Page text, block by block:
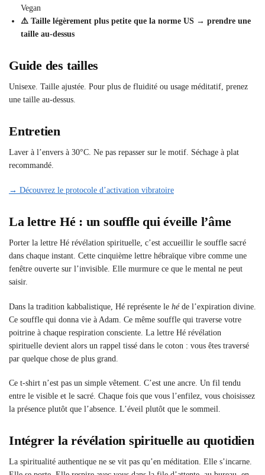
Vegan
⚠️ Taille légèrement plus petite que la norme US → prendre une
taille au-dessus
Guide des tailles
Unisexe. Taille ajustée. Pour plus de fluidité ou usage méditatif, prenez
une taille au-dessus.
Entretien
Laver à l’envers à 30°C. Ne pas repasser sur le motif. Séchage à plat
recommandé.
→ Découvrez le protocole d’activation vibratoire
La lettre Hé : un souffle qui éveille l’âme
Porter la lettre Hé révélation spirituelle, c’est accueillir le souffle sacré
dans chaque instant. Cette cinquième lettre hébraïque vibre comme une
fenêtre ouverte sur l’invisible. Elle murmure ce que le mental ne peut
saisir.
Dans la tradition kabbalistique, Hé représente le héde l’expiration divine.
Ce souffle qui donna vie à Adam. Ce même souffle qui traverse votre
poitrine à chaque respiration consciente. La lettre Hé révélation
spirituelle devient alors un rappel tissé dans le coton : vous êtes traversé
par quelque chose de plus grand.
Ce t-shirt n’est pas un simple vêtement. C’est une ancre. Un fil tendu
entre le visible et le sacré. Chaque fois que vous l’enfilez, vous choisissez
la présence plutôt que l’absence. L’éveil plutôt que le sommeil.
Intégrer la révélation spirituelle au quotidien
La spiritualité authentique ne se vit pas qu’en méditation. Elle s’incarne.